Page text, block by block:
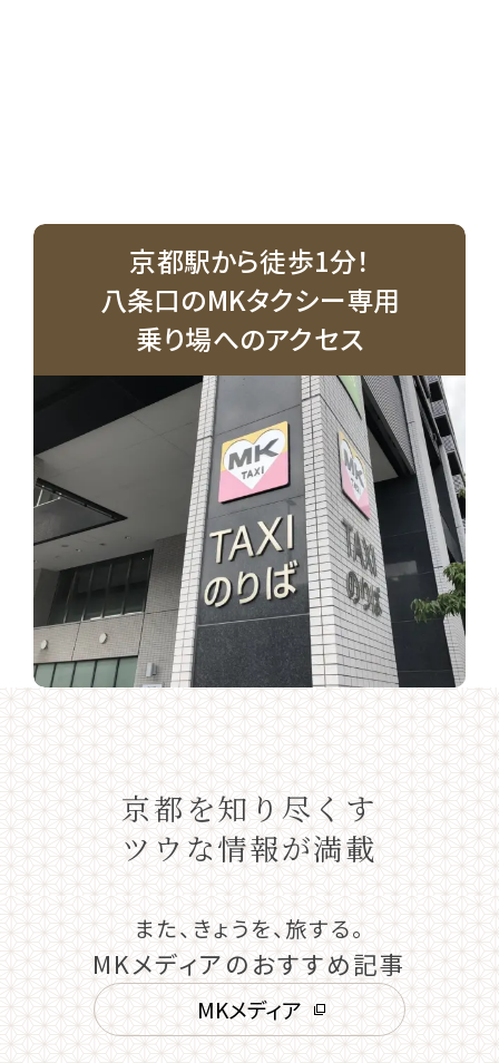
京都駅から徒歩1分！
八条口のMKタクシー専用
乗り場へのアクセス
京都を知り尽くす
ツウな情報が満載
また、きょうを、旅する。
MKメディアのおすすめ記事
MKメディア